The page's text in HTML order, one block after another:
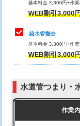
マス交換（深さ50㎝
マス交換（深さ50㎝
コンクリート斫り
モルタル補修（厚さ
止水・漏水調査・
理・調整・分解・
その他部品の脱着
交換・取付（タンク
式）)
式・ワンホール）)
基本料金 3,300円+作
WEB割引3,000
給水管撤去
基本料金 3,300円+作
WEB割引3,000
水道管つまり・
作業